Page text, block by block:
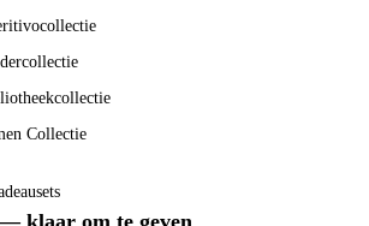
Collectie
klaar om te geven